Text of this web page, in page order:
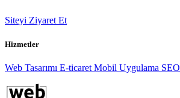
Siteyi Ziyaret Et
Hizmetler
Web Tasarımı E-ticaret Mobil Uygulama SEO